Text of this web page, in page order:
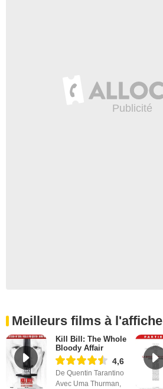
Meilleurs films à l'affiche
Kill Bill: The Whole
Bloody Affair
4,6
De Quentin Tarantino
Avec Uma Thurman,